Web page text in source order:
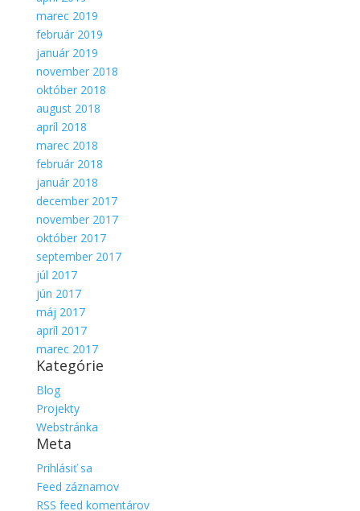
marec 2019
február 2019
január 2019
november 2018
október 2018
august 2018
apríl 2018
marec 2018
február 2018
január 2018
december 2017
november 2017
október 2017
september 2017
júl 2017
jún 2017
máj 2017
apríl 2017
marec 2017
Kategórie
Blog
Projekty
Webstránka
Meta
Prihlásiť sa
Feed záznamov
RSS feed komentárov